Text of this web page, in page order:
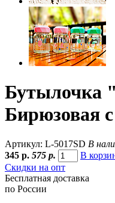
Бутылочка
Бирюзовая
Артикул: L-5017SD В
345 р. 575 р.
В
Скидки на опт
Бесплатная доставка
по России